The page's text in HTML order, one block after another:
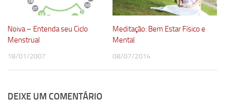
Noiva – Entenda seu Ciclo
Menstrual
18/01/2007
Meditação: Bem Estar Físico e
Mental
08/07/2014
DEIXE UM COMENTÁRIO